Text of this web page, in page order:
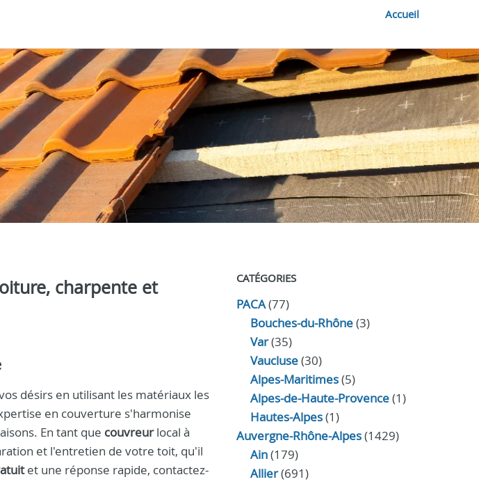
Accueil
charpente et
désirs en utilisant les matériaux les
en couverture s'harmonise
En tant que couvreurlocal à
et l'entretien de votre toit, qu'il
et une réponse rapide, contactez-
CATÉGORIES
PACA(77)
Bouches-du-Rhône(3)
Var(35)
Vaucluse(30)
Alpes-Maritimes(5)
Alpes-de-Haute-Provence(1)
Hautes-Alpes(1)
Auvergne-Rhône-Alpes(1429)
Ain(179)
Allier(691)